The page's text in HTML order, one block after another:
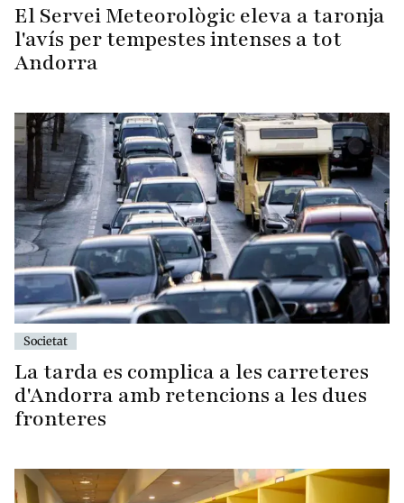
El Servei Meteorològic eleva a taronja
l'avís per tempestes intenses a tot
Andorra
Societat
La tarda es complica a les carreteres
d'Andorra amb retencions a les dues
fronteres